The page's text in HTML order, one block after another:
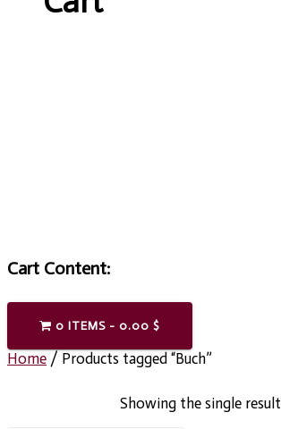
Cart Content:
0 ITEMS - 0.00 $
Home / Products tagged “Buch”
Showing the single result